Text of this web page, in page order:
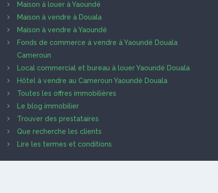
Maison à louer à Yaoundé
Maison à vendre à Douala
Maison à vendre à Yaoundé
Fonds de commerce à vendre à Yaoundé Douala
Cameroun
Local commercial et bureau à louer Yaoundé Douala
Hôtel à vendre au Cameroun Yaoundé Douala
Toutes les offres immobilières
Le blog immobilier
Trouver des prestataires
Que recherche les clients
Lire les termes et conditions